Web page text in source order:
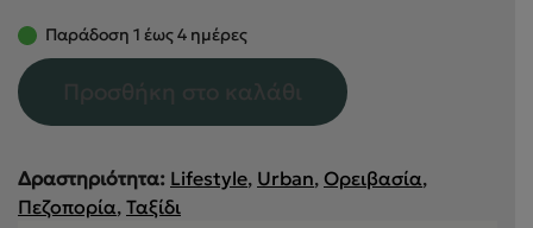
Παράδοση 1 έως 4 ημέρες
Δραστηριότητα: Lifestyle, Urban, Ορειβασία,
Πεζοπορία, Ταξίδι